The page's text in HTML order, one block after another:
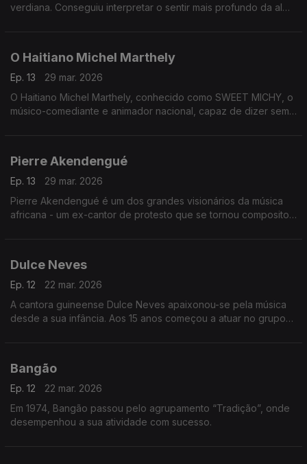
verdiana. Conseguiu interpretar o sentir mais profundo da alma
O Haitiano Michel Marthely
Ep. 13
29 mar. 2026
O Haitiano Michel Marthely, conhecido como SWEET MICHY, o
músico-comediante e animador nacional, capaz de dizer sem
Pierre Akendengué
Ep. 13
29 mar. 2026
Pierre Akendengué é um dos grandes visionários da música
africana - um ex-cantor de protesto que se tornou compositor
Dulce Neves
Ep. 12
22 mar. 2026
A cantora guineense Dulce Neves apaixonou-se pela música
desde a sua infância. Aos 15 anos começou a atuar no grupo
Bangão
Ep. 12
22 mar. 2026
Em 1974, Bangão passou pelo agrupamento “Tradição”, onde
desempenhou a sua atividade com sucesso.